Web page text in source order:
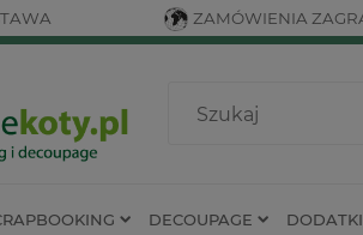
ZAMÓWIENIA
DECOUPAGE